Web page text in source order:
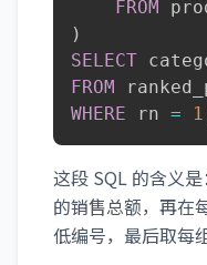
FROM
)
SELECT
FROM
WHERE rn = 1
这段 SQL 的含义
的销售总额，再在
低编号，最后取每